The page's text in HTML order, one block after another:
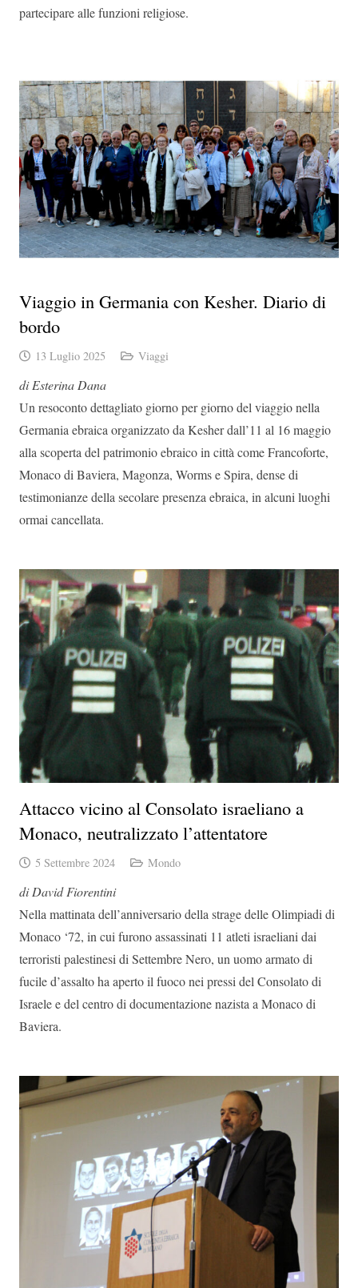
partecipare alle funzioni religiose.
Viaggio in Germania con Kesher. Diario di
bordo
13 Luglio 2025 Viaggi
di Esterina Dana
Un resoconto dettagliato giorno per giorno del viaggio nella
Germania ebraica organizzato da Kesher dall’11 al 16 maggio
alla scoperta del patrimonio ebraico in città come Francoforte,
Monaco di Baviera, Magonza, Worms e Spira, dense di
testimonianze della secolare presenza ebraica, in alcuni luoghi
ormai cancellata.
Attacco vicino al Consolato israeliano a
Monaco, neutralizzato l’attentatore
5 Settembre 2024 Mondo
di David Fiorentini
Nella mattinata dell’anniversario della strage delle Olimpiadi di
Monaco ‘72, in cui furono assassinati 11 atleti israeliani dai
terroristi palestinesi di Settembre Nero, un uomo armato di
fucile d’assalto ha aperto il fuoco nei pressi del Consolato di
Israele e del centro di documentazione nazista a Monaco di
Baviera.